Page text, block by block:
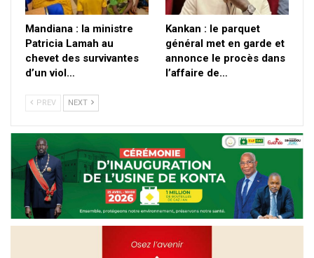
Mandiana : la ministre
Patricia Lamah au
chevet des survivantes
d’un viol…
Kankan : le parquet
général met en garde et
annonce le procès dans
l’affaire de…
PREV NEXT